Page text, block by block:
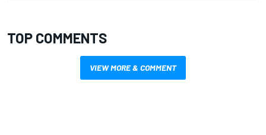
TOP COMMENTS
VIEW MORE & COMMENT